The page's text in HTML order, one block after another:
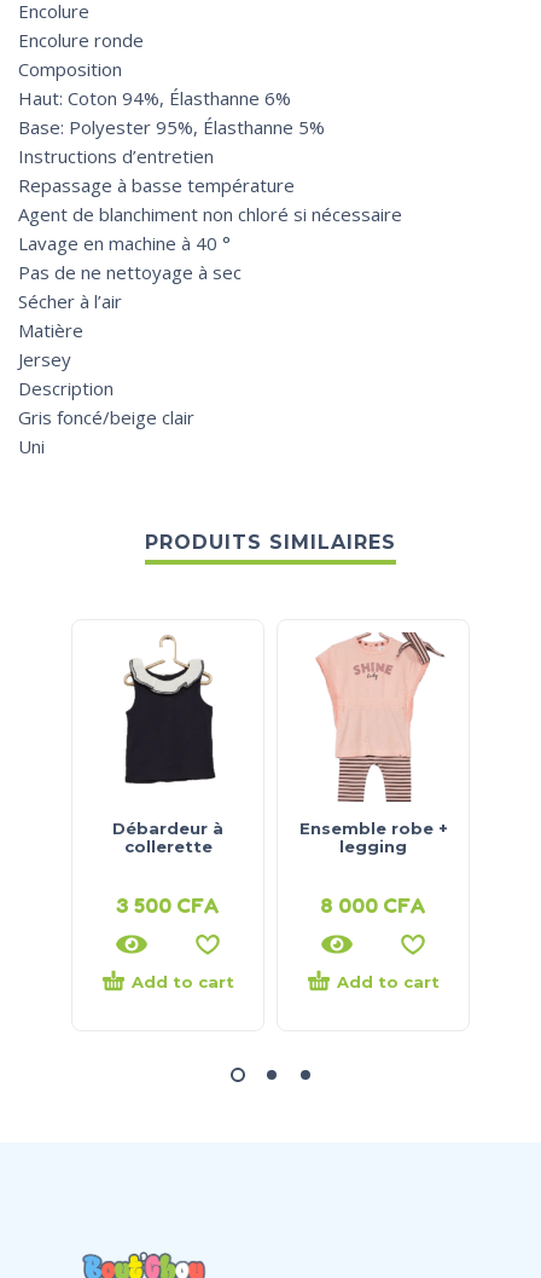
Encolure
Encolure ronde
Composition
Haut: Coton 94%, Élasthanne 6%
Base: Polyester 95%, Élasthanne 5%
Instructions d’entretien
Repassage à basse température
Agent de blanchiment non chloré si nécessaire
Lavage en machine à 40 °
Pas de ne nettoyage à sec
Sécher à l’air
Matière
Jersey
Description
Gris foncé/beige clair
Uni
PRODUITS SIMILAIRES
Débardeur à
collerette
3 500 CFA
Add to cart
Ensemble robe +
legging
8 000 CFA
Add to cart